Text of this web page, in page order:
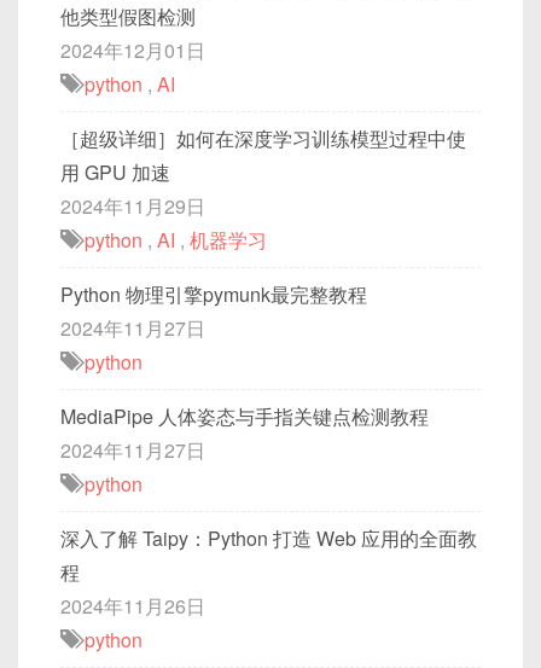
他类型假图检测
2024年12月01日
python , AI
［超级详细］如何在深度学习训练模型过程中使
用 GPU 加速
2024年11月29日
python , AI , 机器学习
Python 物理引擎pymunk最完整教程
2024年11月27日
python
MediaPipe 人体姿态与手指关键点检测教程
2024年11月27日
python
深入了解 Taipy：Python 打造 Web 应用的全面教
程
2024年11月26日
python